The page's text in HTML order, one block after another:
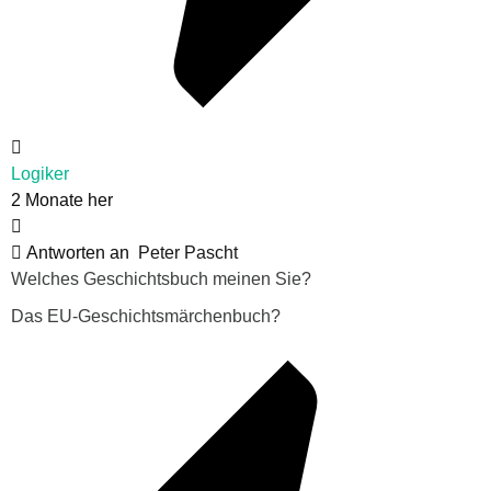
Logiker
2 Monate her
Antworten an
Peter Pascht
Welches Geschichtsbuch meinen Sie?
Das EU-Geschichtsmärchenbuch?